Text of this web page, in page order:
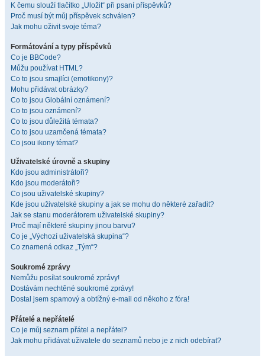
K čemu slouží tlačítko „Uložit“ při psaní příspěvků?
Proč musí být můj příspěvek schválen?
Jak mohu oživit svoje téma?
Formátování a typy příspěvků
Co je BBCode?
Můžu používat HTML?
Co to jsou smajlíci (emotikony)?
Mohu přidávat obrázky?
Co to jsou Globální oznámení?
Co to jsou oznámení?
Co to jsou důležitá témata?
Co to jsou uzamčená témata?
Co jsou ikony témat?
Uživatelské úrovně a skupiny
Kdo jsou administrátoři?
Kdo jsou moderátoři?
Co jsou uživatelské skupiny?
Kde jsou uživatelské skupiny a jak se mohu do některé zařadit?
Jak se stanu moderátorem uživatelské skupiny?
Proč mají některé skupiny jinou barvu?
Co je „Výchozí uživatelská skupina“?
Co znamená odkaz „Tým“?
Soukromé zprávy
Nemůžu posílat soukromé zprávy!
Dostávám nechtěné soukromé zprávy!
Dostal jsem spamový a obtížný e-mail od někoho z fóra!
Přátelé a nepřátelé
Co je můj seznam přátel a nepřátel?
Jak mohu přidávat uživatele do seznamů nebo je z nich odebírat?